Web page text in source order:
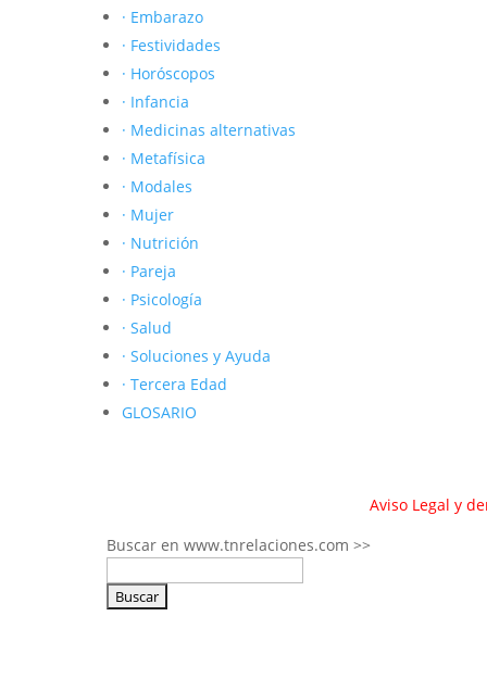
· Embarazo
· Festividades
· Horóscopos
· Infancia
· Medicinas alternativas
· Metafísica
· Modales
· Mujer
· Nutrición
· Pareja
· Psicología
· Salud
· Soluciones y Ayuda
· Tercera Edad
GLOSARIO
Aviso Legal y
Buscar en www.tnrelaciones.com >>